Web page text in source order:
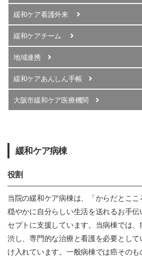
緩和ケア看護外来
緩和ケアチーム
地域連携
緩和ケアあんしん手帳
大阪市緩和ケア医療機関
緩和ケア病棟
役割
当院の緩和ケア病棟は、「からだとここ
穏やかに自分らしい生活を送れるお手
セプトに支援しています。当病棟では
渋し、専門的な治療と看護を必要とし
け入れています。一般病棟では癌その